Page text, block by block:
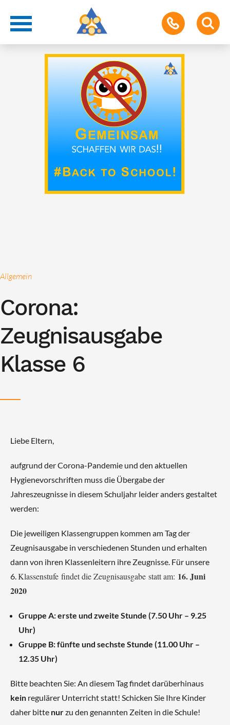
Allgemein
Corona:
Zeugnisausgabe
Klasse 6
Liebe Eltern,
aufgrund der Corona-Pandemie und den aktuellen
Hygienevorschriften muss die Übergabe der
Jahreszeugnisse in diesem Schuljahr leider anders gestaltet
werden:
Die jeweiligen Klassengruppen kommen am Tag der
Zeugnisausgabe in verschiedenen Stunden und erhalten
dann von ihren Klassenleitern ihre Zeugnisse. Für unsere
6.Klassenstufe findet die Zeugnisausgabe statt am: 16. Juni
2020
Gruppe A: erste und zweite Stunde (7.50 Uhr – 9.25
Uhr)
Gruppe B: fünfte und sechste Stunde (11.00 Uhr –
12.35 Uhr)
Bitte beachten Sie: An diesem Tag findet darüberhinaus
kein regulärer Unterricht statt! Schicken Sie Ihre Kinder
daher bitte nurzu den genannten Zeiten in die Schule!